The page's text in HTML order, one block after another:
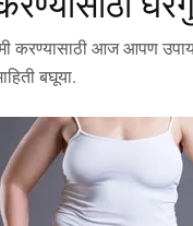
करण्यासाठी आज आपण
बघूया.